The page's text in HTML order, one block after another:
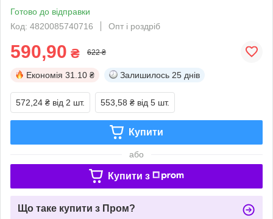
Готово до відправки
Код: 4820085740716
Опт і роздріб
590,90 ₴ 622 ₴
Економія 31.10 ₴ Залишилось 25 днів
572,24 ₴ від 2 шт. 553,58 ₴ від 5 шт.
Купити
або
Купити з
Що таке купити з Пром?